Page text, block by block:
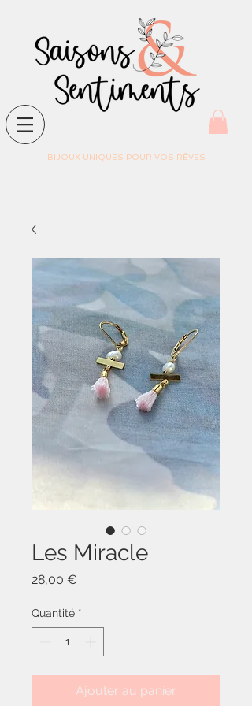
BIJOUX UNIQUES POUR VOS RÊVES
Les Miracle
28,00 €
Quantité *
Ajouter au panier